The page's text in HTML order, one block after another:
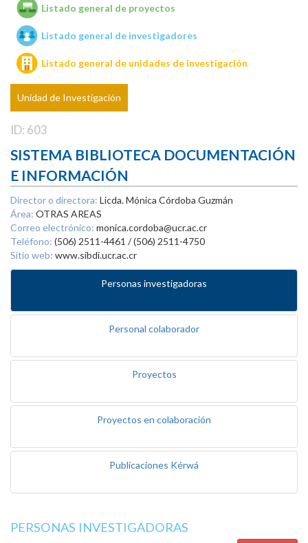
Unidades de investigación
Listado general de proyectos
Listado general de investigadores
Listado general de unidades de investigación
Unidad de Investigación
ID: 603
SISTEMA BIBLIOTECA DOCUMENTACIÓN
E INFORMACIÓN
Director o directora: Licda. Mónica Córdoba Guzmán
Área: OTRAS AREAS
Correo electrónico: monica.cordoba@ucr.ac.cr
Teléfono: (506) 2511-4461 / (506) 2511-4750
Sitio web: www.sibdi.ucr.ac.cr
Personas investigadoras
Personal colaborador
Proyectos
Proyectos en colaboración
Publicaciones Kérwá
PERSONAS INVESTIGADORAS